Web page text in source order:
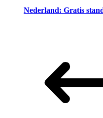
Nederland: Gratis